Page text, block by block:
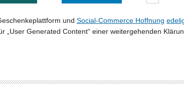
und Social-Commerce Hoffnung
Generated Content“ einer weitergehenden